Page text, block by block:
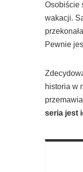
Osobiście
wakacji.
Pewnie
historia w
seria jest